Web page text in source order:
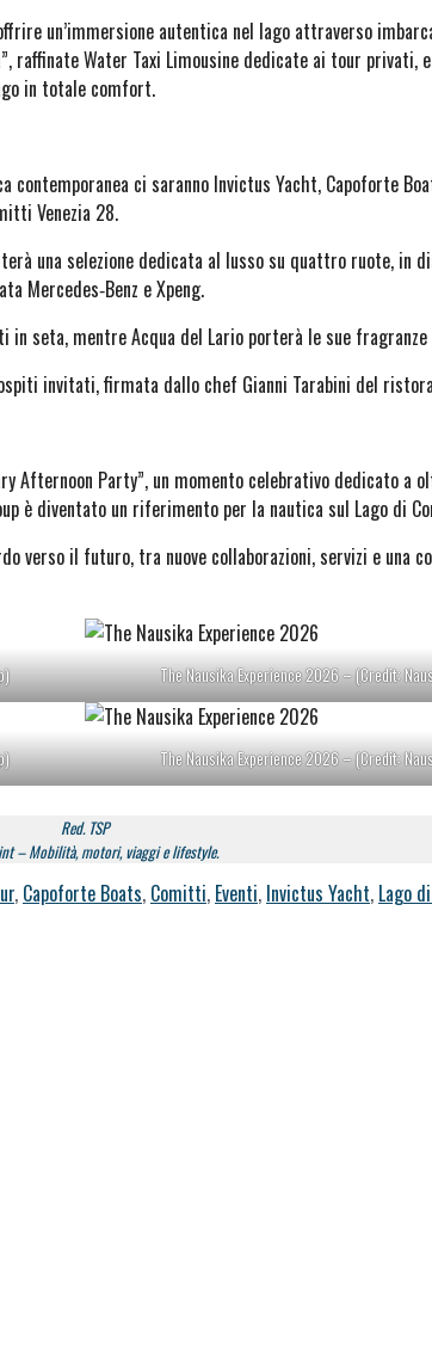
un’immersione autentica nel lago attraverso
raffinate Water Taxi Limousine dedicate ai tour privati,
in totale comfort.
ci saranno Invictus Yacht, Capoforte
Venezia 28.
una selezione dedicata al lusso su quattro ruote, in
Mercedes‑Benz e Xpeng.
in seta, mentre Acqua del Lario porterà le sue
invitati, firmata dallo chef Gianni Tarabini del
Afternoon Party”, un momento celebrativo dedicato a
è diventato un riferimento per la nautica sul Lago di
verso il futuro, tra nuove collaborazioni, servizi e una
The Nausika Experience 2026 – (Credit:
The Nausika Experience 2026 – (Credit:
Red. TSP
– Mobilità, motori, viaggi e lifestyle.
, Capoforte Boats, Comitti, Eventi, Invictus Yacht, Lago